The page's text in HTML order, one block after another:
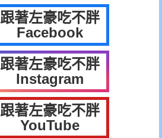
跟著左豪吃不胖
Facebook
跟著左豪吃不胖
Instagram
跟著左豪吃不胖
YouTube